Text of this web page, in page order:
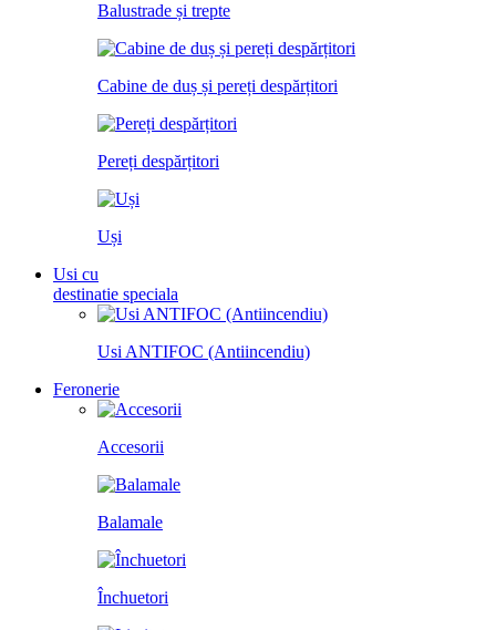
Balustrade și trepte
Cabine de duș și pereți despărțitori
Pereți despărțitori
Uși
Usi cu
destinatie speciala
Usi ANTIFOC (Antiincendiu)
Feronerie
Accesorii
Balamale
Închuetori